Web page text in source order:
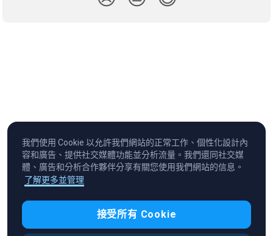
Cryptocurrency in Every Wallet™
我們使用 Cookie 以允許我們網站的正常工作、個性化設計內
容和廣告、提供社交媒體功能並分析流量。我們還同社交媒
體、廣告和分析合作夥伴分享有關您使用我們網站的信息。
了解更多並管理
接受所有 Cookie